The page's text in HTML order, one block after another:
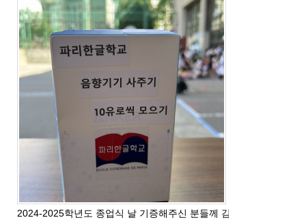
2024-2025학년도 종업식 날 기증해주신 분들께 감사드립니다.